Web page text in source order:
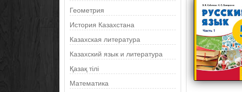
Геометрия
История Казахстана
Казахская литература
Казахский язык и литература
Қазақ тілі
Математика